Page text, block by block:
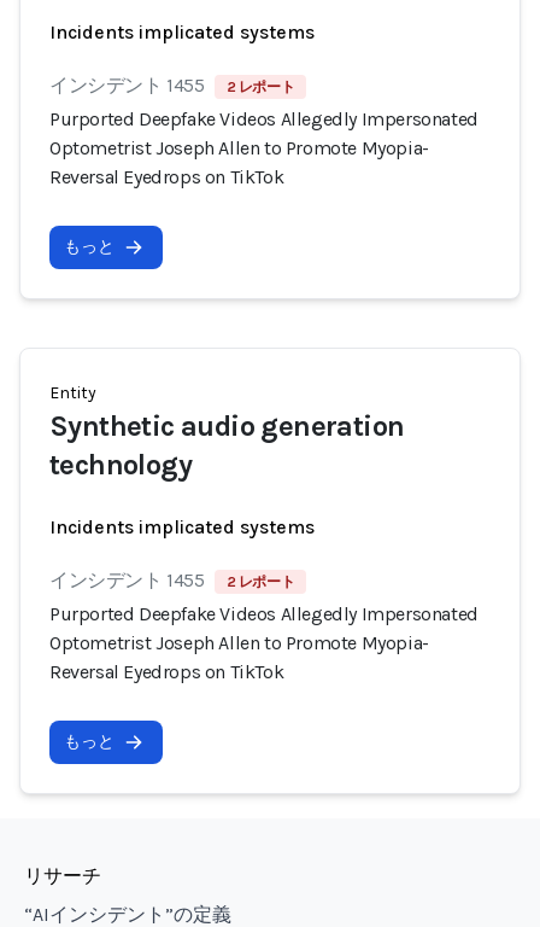
Incidents implicated systems
インシデント 1455 2 レポート
Purported Deepfake Videos Allegedly Impersonated
Optometrist Joseph Allen to Promote Myopia-
Reversal Eyedrops on TikTok
もっと
Entity
Synthetic audio generation
technology
Incidents implicated systems
インシデント 1455 2 レポート
Purported Deepfake Videos Allegedly Impersonated
Optometrist Joseph Allen to Promote Myopia-
Reversal Eyedrops on TikTok
もっと
リサーチ
“AIインシデント”の定義